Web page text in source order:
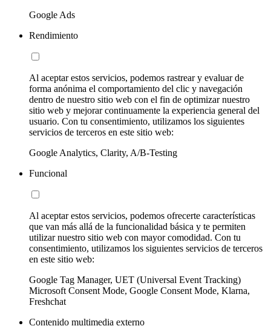
Google Ads
Rendimiento
Al aceptar estos servicios, podemos rastrear y evaluar de
forma anónima el comportamiento del clic y navegación
dentro de nuestro sitio web con el fin de optimizar nuestro
sitio web y mejorar continuamente la experiencia general del
usuario. Con tu consentimiento, utilizamos los siguientes
servicios de terceros en este sitio web:
Google Analytics, Clarity, A/B-Testing
Funcional
Al aceptar estos servicios, podemos ofrecerte características
que van más allá de la funcionalidad básica y te permiten
utilizar nuestro sitio web con mayor comodidad. Con tu
consentimiento, utilizamos los siguientes servicios de terceros
en este sitio web:
Google Tag Manager, UET (Universal Event Tracking)
Microsoft Consent Mode, Google Consent Mode, Klarna,
Freshchat
Contenido multimedia externo